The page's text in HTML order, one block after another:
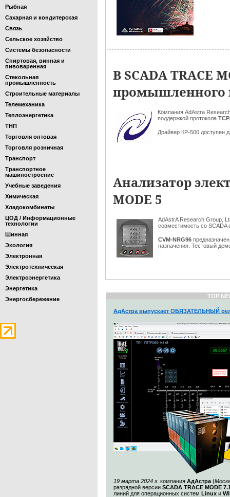
Рыбная
Сахарная и кондитерская
Связь
Сельское хозяйство
Системы безопасности
Спиртовая, винная и
пивоваренная
Стекольная
промышленность
Строительные материалы
Телемеханика
Теплоэнергетика
ТНП
Торговля оптовая
Торговля розничная
Транспорт
Транспортное
машиностроение
Учебные заведения
Химическая
Хладокомбинаты
ЦОД / Информационные
технологии
Шинная
Экология
Электронная
Электротехническая
Электроэнергетика
Энергетика
Энергосбережение
В SCADA TRACE
промышленного
Компания AdAstra
поддержкой протокола
Драйвер КР-500 доступен
Анализатор
MODE 5
AdAstrA Research Group,
совместимость со SCADA
CVM-NRG96
назначения. Тестовый
TOP
АдАстра выпускает ОБЯЗАТЕЛЬНЫЙ
19 марта 2024 г. компания АдАстра (
разрядной версии SCADA TRACE MODE
линий для операционных систем Linux и